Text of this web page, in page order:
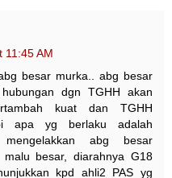
11:45 AM
besar murka.. abg besar
dgn TGHH akan
kuat dan TGHH
apa yg berlaku adalah
abg besar
malu besar, diarahnya G18
kpd ahli2 PAS yg